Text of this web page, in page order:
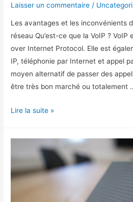
Laisser un commentaire /
Les avantages et les inconvénients
réseau Qu’est-ce que la VoIP ? VoIP
over Internet Protocol. Elle est
IP, téléphonie par Internet et appel
moyen alternatif de passer des
être très bon marché ou totalement
Téléphonie
inconvénients
à
Lire la suite »